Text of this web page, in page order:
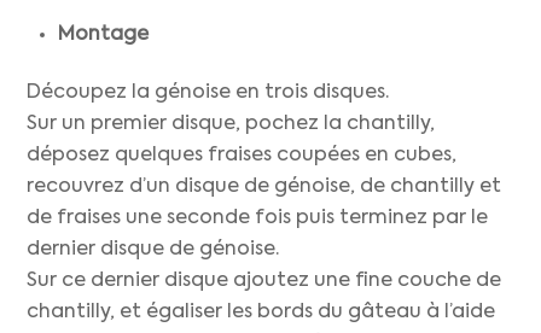
Montage
Découpez la génoise en trois disques.
Sur un premier disque, pochez la chantilly,
déposez quelques fraises coupées en cubes,
recouvrez d’un disque de génoise, de chantilly et
de fraises une seconde fois puis terminez par le
dernier disque de génoise.
Sur ce dernier disque ajoutez une fine couche de
chantilly, et égaliser les bords du gâteau à l’aide